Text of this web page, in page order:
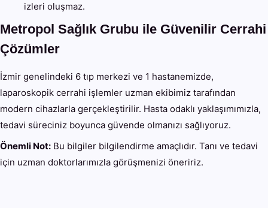
izleri oluşmaz.
Metropol Sağlık Grubu ile Güvenilir Cerrahi
Çözümler
İzmir genelindeki 6 tıp merkezi ve 1 hastanemizde,
laparoskopik cerrahi işlemler uzman ekibimiz tarafından
modern cihazlarla gerçekleştirilir. Hasta odaklı yaklaşımımızla,
tedavi süreciniz boyunca güvende olmanızı sağlıyoruz.
Önemli Not: Bu bilgiler bilgilendirme amaçlıdır. Tanı ve tedavi
için uzman doktorlarımızla görüşmenizi öneririz.